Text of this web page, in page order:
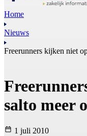
Home
Nieuws
Freerunners kijken niet
salto meer
1 juli 2010